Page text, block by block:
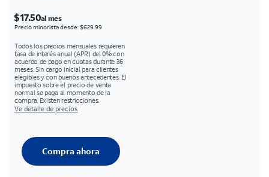
$17.50al mes
Precio minorista desde: $629.99
Todos los precios mensuales requieren
tasa de interés anual (APR) del 0% con
acuerdo de pago en cuotas durante 36
meses. Sin cargo inicial para clientes
elegibles y con buenos antecedentes. El
impuesto sobre el precio de venta
normal se paga al momento de la
compra. Existen restricciones.
Ve detalle de precios
Compra ahora